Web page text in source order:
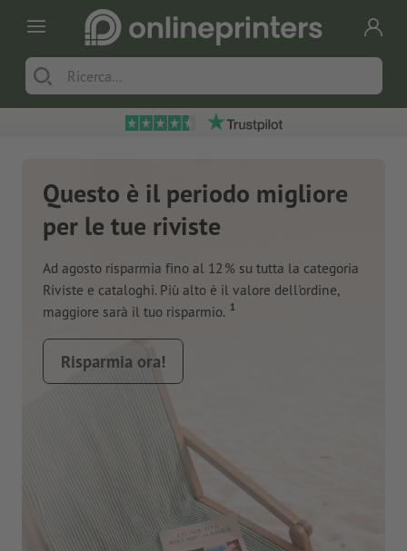
Questo è il periodo migliore
per le tue riviste
Ad agosto risparmia fino al 12 % su tutta la categoria
Riviste e cataloghi. Più alto è il valore dell'ordine,
maggiore sarà il tuo risparmio. 1
Risparmia ora!